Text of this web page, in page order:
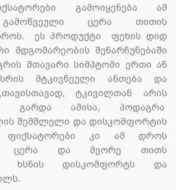
გამოიყენება ამ
გამოწვეული ცერა თითის
ეს პროდუქტი ფეხის დიდ
მდგომარეობის შენარჩუნებაში
მთავარი სიმპტომი ერთი ან
მტკივნეული ანთება და
ტკივილთან არის
გარდა ამისა, პოდაგრა
შემშლელი და დისკომფორტის
ფიქსატორები კი ამ დროს
ცერა და მეორე თითს
ხსნის დისკომფორტს და